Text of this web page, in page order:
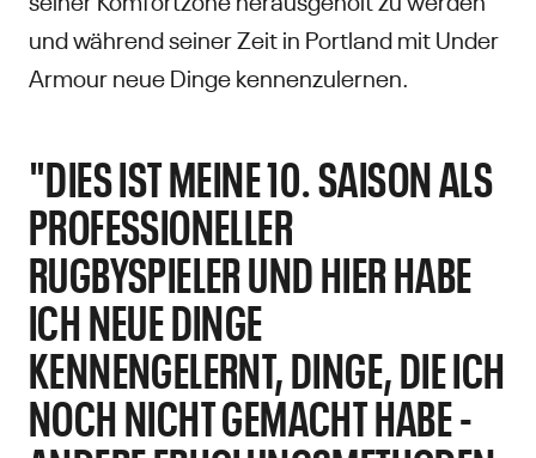
und während seiner Zeit in Portland mit Under
Armour neue Dinge kennenzulernen.
"DIES IST MEINE 10. SAISON ALS
PROFESSIONELLER
RUGBYSPIELER UND HIER HABE
ICH NEUE DINGE
KENNENGELERNT, DINGE, DIE ICH
NOCH NICHT GEMACHT HABE -